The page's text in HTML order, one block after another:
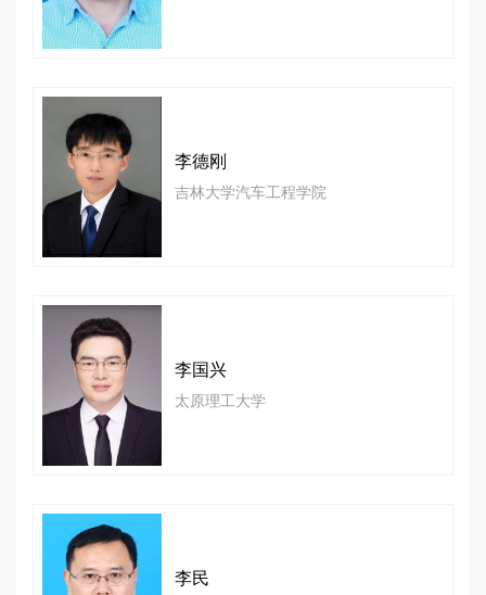
李德刚
吉林大学汽车工程学院
李国兴
太原理工大学
李民